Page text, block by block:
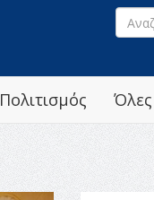
Όλες
Πολιτισμός